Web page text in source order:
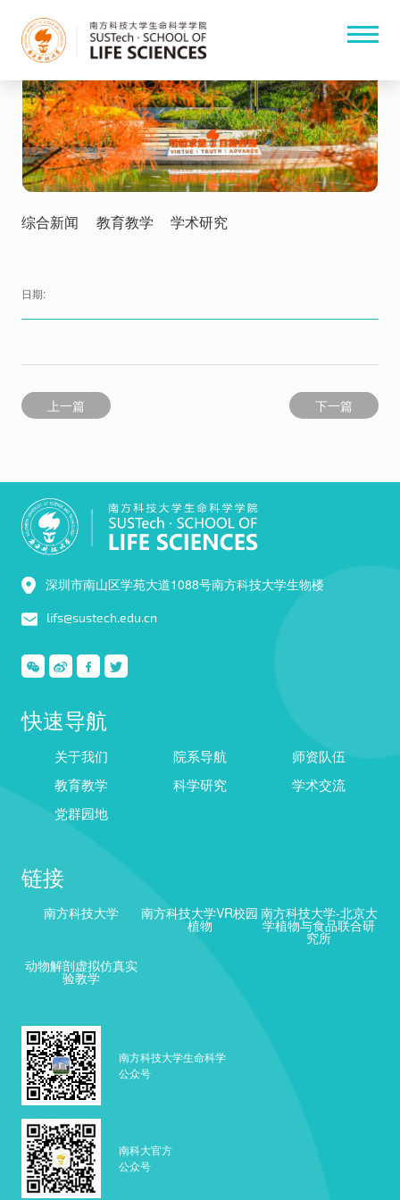
综合新闻 教育教学 学术研究
日期:
上一篇 下一篇
深圳市南山区学苑大道1088号南方科技大学生物楼
lifs@sustech.edu.cn
快速导航
关于我们 院系导航
师资队伍
教育教学
科学研究
学术交流
党群园地
链接
南方科技大学 南方科技大学VR校园
植物
南方科技大学-北京大
学植物与食品联合研
究所
动物解剖虚拟仿真实
验教学
南方科技大学生命科学
公众号
南科大官方
公众号